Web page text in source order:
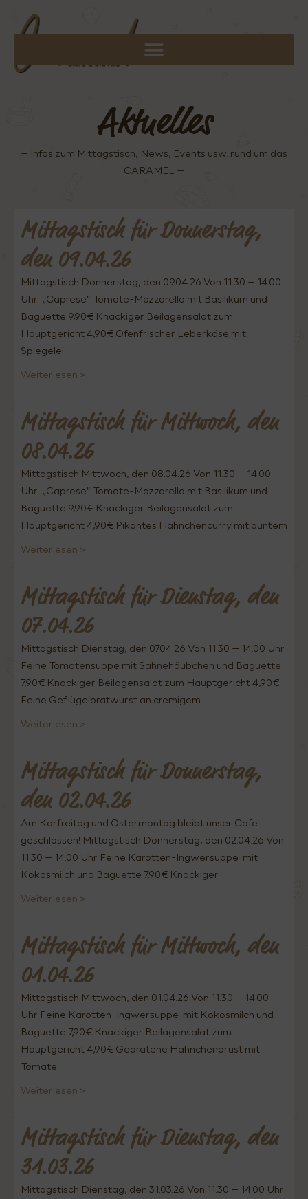
Aktuelles
– Infos zum Mittagstisch, News, Events usw. rund um das
CARAMEL –
Mittagstisch für Donnerstag,
den 09.04.26
Mittagstisch Donnerstag, den 09.04.26 Von 11.30 – 14.00
Uhr „Caprese“ Tomate-Mozzarella mit Basilikum und
Baguette 9,90€ Knackiger Beilagensalat zum
Hauptgericht 4,90€ Ofenfrischer Leberkäse mit
Spiegelei
Weiterlesen >
Mittagstisch für Mittwoch, den
08.04.26
Mittagstisch Mittwoch, den 08.04.26 Von 11.30 – 14.00
Uhr „Caprese“ Tomate-Mozzarella mit Basilikum und
Baguette 9,90€ Knackiger Beilagensalat zum
Hauptgericht 4,90€ Pikantes Hähnchencurry mit buntem
Weiterlesen >
Mittagstisch für Dienstag, den
07.04.26
Mittagstisch Dienstag, den 07.04.26 Von 11.30 – 14.00 Uhr
Feine Tomatensuppe mit Sahnehäubchen und Baguette
7,90€ Knackiger Beilagensalat zum Hauptgericht 4,90€
Feine Geflügelbratwurst an cremigem
Weiterlesen >
Mittagstisch für Donnerstag,
den 02.04.26
Am Karfreitag und Ostermontag bleibt unser Cafe
geschlossen! Mittagstisch Donnerstag, den 02.04.26 Von
11.30 – 14.00 Uhr Feine Karotten-Ingwersuppe mit
Kokosmilch und Baguette 7,90€ Knackiger
Weiterlesen >
Mittagstisch für Mittwoch, den
01.04.26
Mittagstisch Mittwoch, den 01.04.26 Von 11.30 – 14.00
Uhr Feine Karotten-Ingwersuppe mit Kokosmilch und
Baguette 7,90€ Knackiger Beilagensalat zum
Hauptgericht 4,90€ Gebratene Hähnchenbrust mit
Tomate
Weiterlesen >
Mittagstisch für Dienstag, den
31.03.26
Mittagstisch Dienstag, den 31.03.26 Von 11.30 – 14.00 Uhr